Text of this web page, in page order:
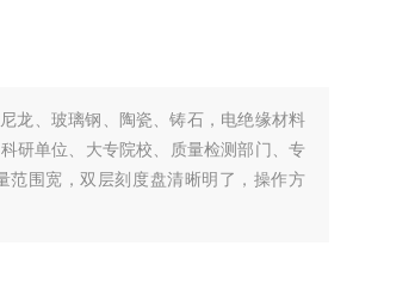
龙、玻璃钢、陶瓷、铸石，电绝缘材料
研单位、大专院校、质量检测部门、专
范围宽，双层刻度盘清晰明了，操作方